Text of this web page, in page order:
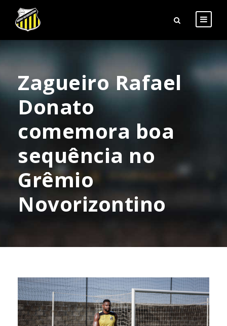
Zagueiro Rafael
Donato
comemora boa
sequência no
Grêmio
Novorizontino